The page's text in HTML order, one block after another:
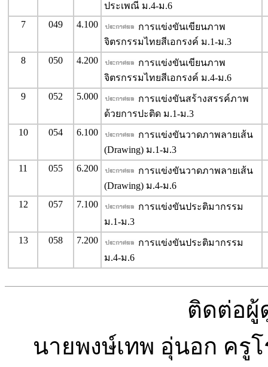
ประเพณี ม.4-ม.6
7
049 4.100
การแข่งขันเขียนภาพ
จิตรกรรมไทยสีเอกรงค์ ม.1-ม.3
8
050 4.200
การแข่งขันเขียนภาพ
จิตรกรรมไทยสีเอกรงค์ ม.4-ม.6
9
052 5.000
การแข่งขันสร้างสรรค์ภาพ
ด้วยการปะติด ม.1-ม.3
10
054 6.100
การแข่งขันวาดภาพลายเส้น
(Drawing) ม.1-ม.3
11
055 6.200
การแข่งขันวาดภาพลายเส้น
(Drawing) ม.4-ม.6
12
057 7.100
การแข่งขันประติมากรรม
ม.1-ม.3
13
058 7.200
การแข่งขันประติมากรรม
ม.4-ม.6
ติดต่อผู้
นายพงษ์เทพ อุ่นอก ครู